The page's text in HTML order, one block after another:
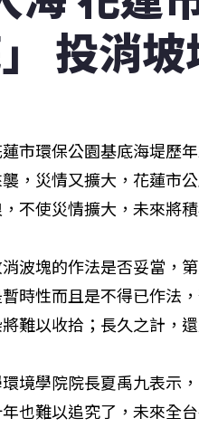
投消
市環保公園基底海堤歷
，災情又擴大，花蓮市
不使災情擴大，未來將
波塊的作法是否妥當，
時性而且是不得已作法
難以收拾；長久之計，
境學院院長夏禹九表示
也難以追究了，未來全